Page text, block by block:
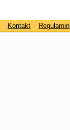
Kontakt Regulamin